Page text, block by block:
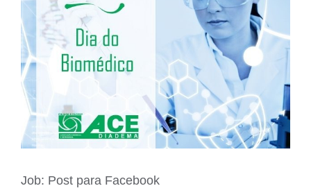
Image
Job: Post para Facebook